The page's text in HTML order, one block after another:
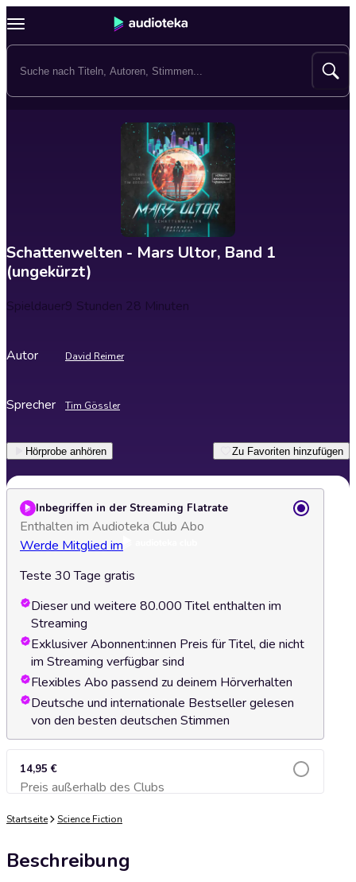
Schattenwelten - Mars Ultor, Band 1
(ungekürzt)
Spieldauer9 Stunden 28 Minuten
Autor David Reimer
Sprecher Tim Gössler
Hörprobe anhören Zu Favoriten hinzufügen
Inbegriffen in der Streaming Flatrate
Enthalten im Audioteka Club Abo
Werde Mitglied im
Teste 30 Tage gratis
Dieser und weitere 80.000 Titel enthalten im
Streaming
Exklusiver Abonnent:innen Preis für Titel, die nicht
im Streaming verfügbar sind
Flexibles Abo passend zu deinem Hörverhalten
Deutsche und internationale Bestseller gelesen
von den besten deutschen Stimmen
14,95 €
Preis außerhalb des ClubsZum Warenkorb hinzufügen
Startseite Science Fiction
Beschreibung